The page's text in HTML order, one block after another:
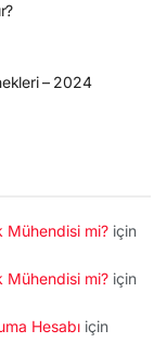
– 2024
Mühendisi mi? için
Mühendisi mi? için
Hesabı için